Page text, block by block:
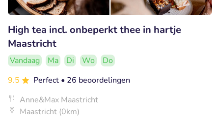
High tea incl. onbeperkt thee in hartje
Maastricht
Vandaag Ma Di Wo
Do
9.5
Perfect • 26 beoordelingen
Anne&Max Maastricht
Maastricht (0km)